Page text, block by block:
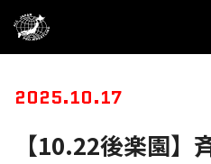
2025.10.17
【10.22後楽園】